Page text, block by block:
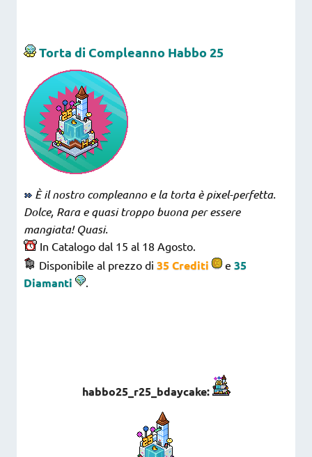
Torta di Compleanno Habbo 25
È il nostro compleanno e la torta è pixel-perfetta.
Dolce, Rara e quasi troppo buona per essere
mangiata! Quasi.
In Catalogo dal 15 al 18 Agosto.
Disponibile al prezzo di 35 Crediti e 35
Diamanti
.
habbo25_r25_bdaycake: